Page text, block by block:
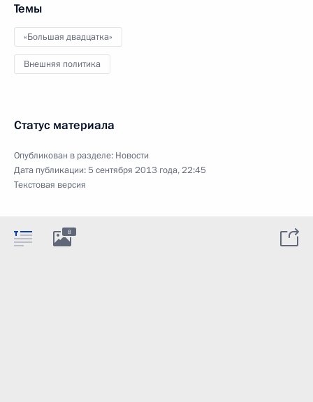
Темы
«Большая двадцатка»
Внешняя политика
Статус материала
Опубликован в разделе: Новости
Дата публикации:5 сентября 2013 года, 22:45
Текстовая версия
8